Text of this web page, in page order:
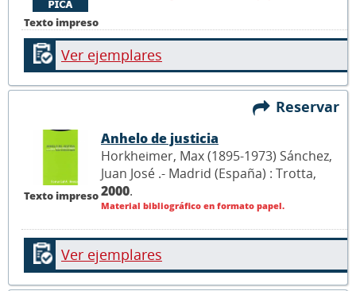
Texto impreso
Ver ejemplares
Reservar
Texto impreso
Anhelo de justicia
Horkheimer, Max (1895-1973) Sánchez,
Juan José .- Madrid (España) : Trotta,
2000.
Material bibliográfico en formato papel.
Ver ejemplares